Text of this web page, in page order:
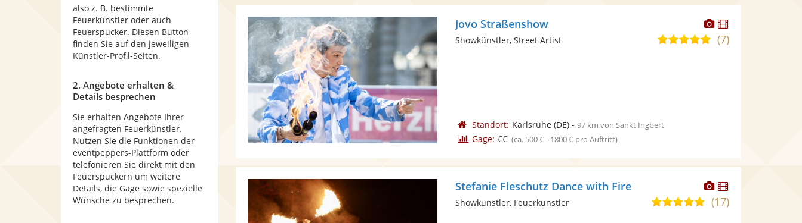
Dieser
Künstler
stellt
Dieser
Künstler
Jovo Straßenshow
4,9(7)
Showkünstler, Street Artist
Standort: Karlsruhe(DE)- 97 km von Sankt Ingbert
Gage: €€ (ca. 500 € - 1800 € pro Auftritt)
Dieser
Künstler
stellt
Dieser
Künstler
Stefanie Fleschutz Dance with Fire
5,0(17)
Showkünstler, Feuerkünstler
also z. B. bestimmte
Feuerkünstler oder auch
Feuerspucker. Diesen Button
finden Sie auf den jeweiligen
Künstler-Profil-Seiten.
2. Angebote erhalten &
Details besprechen
Sie erhalten Angebote Ihrer
angefragten Feuerkünstler.
Nutzen Sie die Funktionen der
eventpeppers-Plattform oder
telefonieren Sie direkt mit den
Feuerspuckern um weitere
Details, die Gage sowie spezielle
Wünsche zu besprechen.